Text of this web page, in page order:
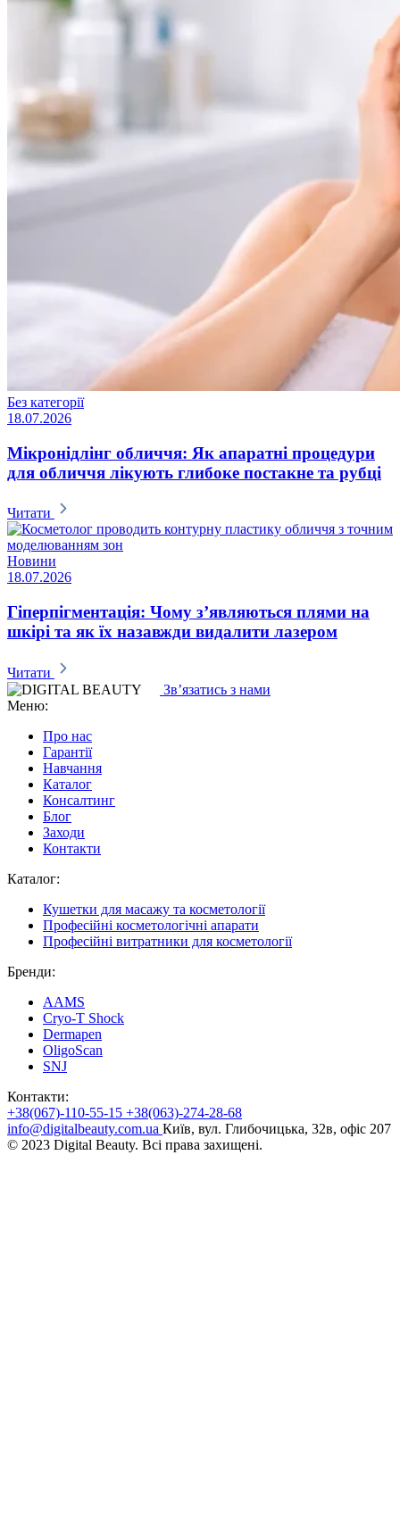
Без категорії
18.07.2026
Мікронідлінг обличчя: Як апаратні процедури
для обличчя лікують глибоке постакне та рубці
Читати
Новини
18.07.2026
Гіперпігментація: Чому з’являються плями на
шкірі та як їх назавжди видалити лазером
Читати
Зв’язатись з нами
Меню:
Про нас
Гарантії
Навчання
Каталог
Консалтинг
Блог
Заходи
Контакти
Каталог:
Кушетки для масажу та косметології
Професійні косметологічні апарати
Професійні витратники для косметології
Бренди:
AAMS
Cryo-T Shock
Dermapen
OligoScan
SNJ
Контакти:
+38(067)-110-55-15 +38(063)-274-28-68
info@digitalbeauty.com.ua Київ, вул. Глибочицька, 32в, офіс 207
© 2023 Digital Beauty. Всі права захищені.